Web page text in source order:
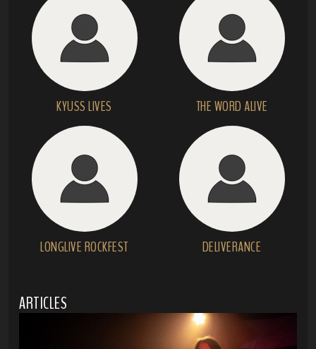
KYUSS LIVES THE WORD ALIVE
LONGLIVE ROCKFEST DELIVERANCE
ARTICLES